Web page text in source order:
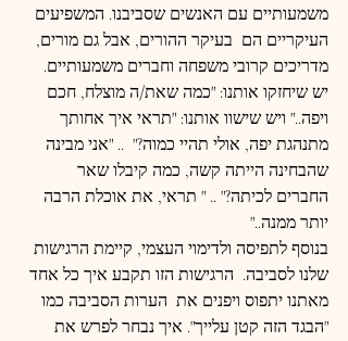
משמעותיים עם האנשים שסביבנו. המשפיעים
העיקריים הם  בעיקר ההורים, אבל גם מורים,
מדריכים קרובי משפחה וחברים משמעותיים.
יש שיחזקו אותנו: "כמה שאת/ה מוצלח, חכם
ויפה.." ויש שישוו אותנו: "תראי איך אחותך
מתנהגת יפה, אולי תהיי כמוה?"  .. "אני מבינה
שהבחינה הייתה קשה, כמה קיבלו שאר
החברים לכיתה?" .. " תראי, את אוכלת הרבה
יותר ממנה.."
בנוסף לתפיסה ולדימוי העצמי, קיימת הרגישות
שלנו לסביבה.  הרגישות הזו תקבע איך כל אחד
מאתנו יתפוס ויפנים את  הערות הסביבה כמו
"הבגד הזה קטן עלייך". איך נבחר לפרש את